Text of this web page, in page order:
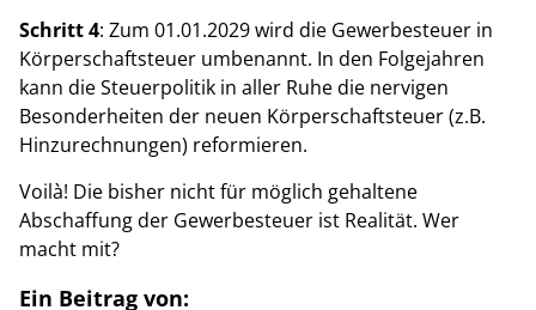
Schritt 4: Zum 01.01.2029 wird die Gewerbesteuer in
Körperschaftsteuer umbenannt. In den Folgejahren
kann die Steuerpolitik in aller Ruhe die nervigen
Besonderheiten der neuen Körperschaftsteuer (z.B.
Hinzurechnungen) reformieren.
Voilà! Die bisher nicht für möglich gehaltene
Abschaffung der Gewerbesteuer ist Realität. Wer
macht mit?
Ein Beitrag von: